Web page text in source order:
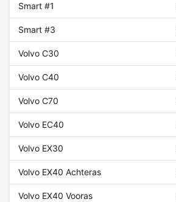
Smart #1
Smart #3
Volvo C30
Volvo C40
Volvo C70
Volvo EC40
Volvo EX30
Volvo EX40 Achteras
Volvo EX40 Vooras